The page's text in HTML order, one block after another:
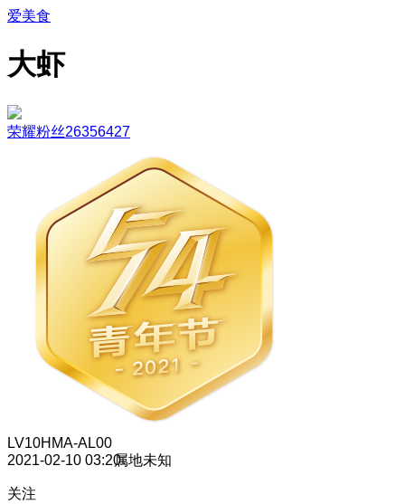
爱美食
大虾
荣耀粉丝26356427
LV10HMA-AL00
2021-02-10 03:20属地未知
关注